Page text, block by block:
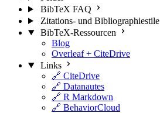
BibTeX FAQ
Zitations- und Bibliographiestile
BibTeX-Ressourcen
Blog
Overleaf + CiteDrive
Links
🔗 CiteDrive
🔗 Datanautes
🔗 R Markdown
🔗 BehaviorCloud